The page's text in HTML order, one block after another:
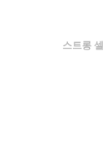
스트롱 셀